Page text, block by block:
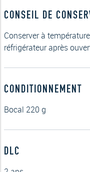
CONSEIL DE
Conserver à
réfrigérateur après
CONDITIONNEMENT
Bocal 220 g
DLC